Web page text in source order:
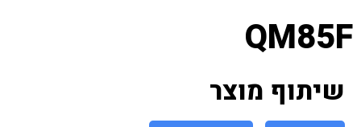
QM85F
שיתוף מוצר